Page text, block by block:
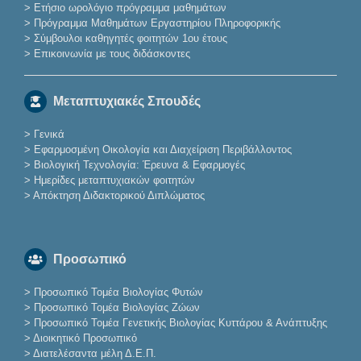
> Ετήσιο ωρολόγιο πρόγραμμα μαθημάτων
> Πρόγραμμα Μαθημάτων Εργαστηρίου Πληροφορικής
> Σύμβουλοι καθηγητές φοιτητών 1ου έτους
> Επικοινωνία με τους διδάσκοντες
Μεταπτυχιακές Σπουδές
> Γενικά
> Εφαρμοσμένη Οικολογία και Διαχείριση Περιβάλλοντος
> Βιολογική Τεχνολογία: Έρευνα & Εφαρμογές
> Ημερίδες μεταπτυχιακών φοιτητών
> Απόκτηση Διδακτορικού Διπλώματος
Προσωπικό
> Προσωπικό Τομέα Βιολογίας Φυτών
> Προσωπικό Τομέα Βιολογίας Ζώων
> Προσωπικό Τομέα Γενετικής Βιολογίας Κυττάρου & Ανάπτυξης
> Διοικητικό Προσωπικό
> Διατελέσαντα μέλη Δ.Ε.Π.